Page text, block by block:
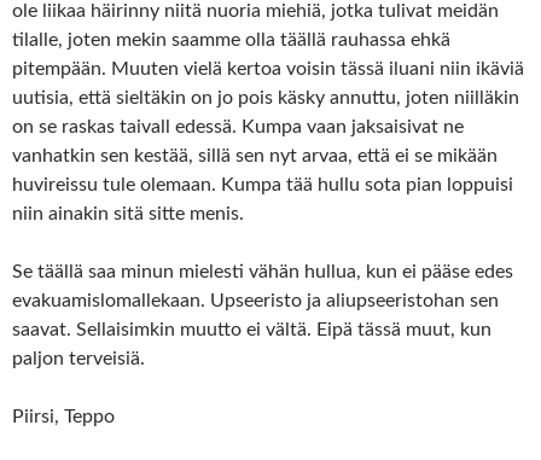
ole liikaa häirinny niitä nuoria miehiä, jotka tulivat meidän
tilalle, joten mekin saamme olla täällä rauhassa ehkä
pitempään. Muuten vielä kertoa voisin tässä iluani niin ikäviä
uutisia, että sieltäkin on jo pois käsky annuttu, joten niilläkin
on se raskas taivall edessä. Kumpa vaan jaksaisivat ne
vanhatkin sen kestää, sillä sen nyt arvaa, että ei se mikään
huvireissu tule olemaan. Kumpa tää hullu sota pian loppuisi
niin ainakin sitä sitte menis.
Se täällä saa minun mielesti vähän hullua, kun ei pääse edes
evakuamislomallekaan. Upseeristo ja aliupseeristohan sen
saavat. Sellaisimkin muutto ei vältä. Eipä tässä muut, kun
paljon terveisiä.
Piirsi, Teppo